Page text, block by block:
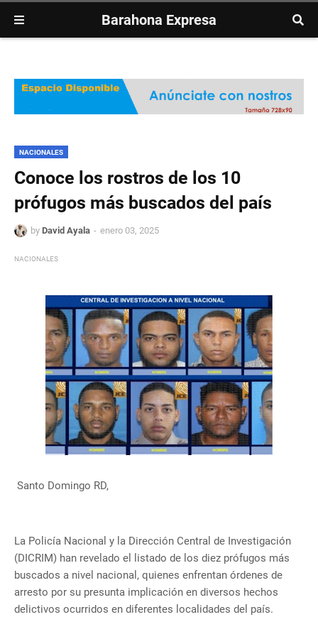
Barahona Expresa
NACIONALES
Conoce los rostros de los 10
prófugos más buscados del país
by David Ayala enero 03, 2025
NACIONALES
Santo Domingo RD,
La Policía Nacional y la Dirección Central de Investigación
(DICRIM) han revelado el listado de los diez prófugos más
buscados a nivel nacional, quienes enfrentan órdenes de
arresto por su presunta implicación en diversos hechos
delictivos ocurridos en diferentes localidades del país.